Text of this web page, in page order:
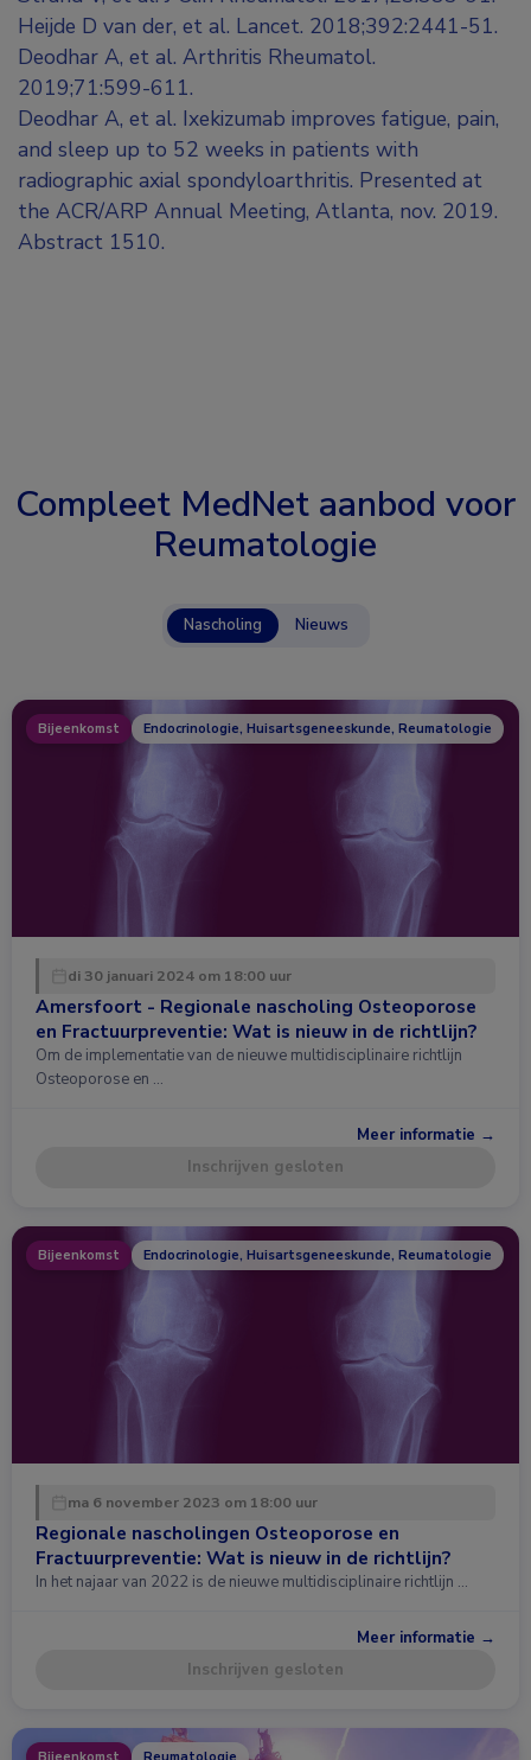
Heijde D van der, et al. Lancet. 2018;392:2441-51.
Deodhar A, et al. Arthritis Rheumatol.
2019;71:599-611.
Deodhar A, et al. Ixekizumab improves fatigue, pain,
and sleep up to 52 weeks in patients with
radiographic axial spondyloarthritis. Presented at
the ACR/ARP Annual Meeting, Atlanta, nov. 2019.
Abstract 1510.
Compleet MedNet aanbod voor
Reumatologie
Nascholing Nieuws
Bijeenkomst Endocrinologie, Huisartsgeneeskunde, Reumatologie
di 30 januari 2024 om 18:00 uur
Amersfoort - Regionale nascholing Osteoporose
en Fractuurpreventie: Wat is nieuw in de richtlijn?
Om de implementatie van de nieuwe multidisciplinaire richtlijn
Osteoporose en …
Meer informatie →
Inschrijven gesloten
Bijeenkomst Endocrinologie, Huisartsgeneeskunde, Reumatologie
ma 6 november 2023 om 18:00 uur
Regionale nascholingen Osteoporose en
Fractuurpreventie: Wat is nieuw in de richtlijn?
In het najaar van 2022 is de nieuwe multidisciplinaire richtlijn …
Meer informatie →
Inschrijven gesloten